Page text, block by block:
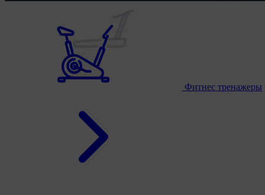
Фитнес тренажеры